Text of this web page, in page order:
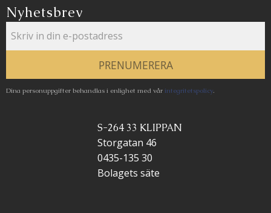
Nyhetsbrev
PRENUMERERA
Dina personuppgifter behandlas i enlighet med vår integritetspolicy.
S-264 33 KLIPPAN
Storgatan 46
0435-135 30
Bolagets säte